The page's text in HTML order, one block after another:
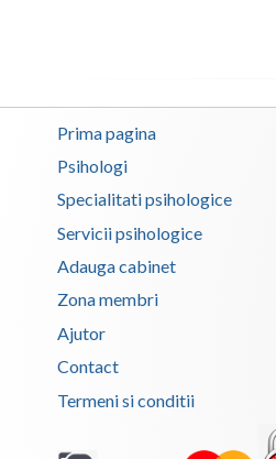
Prima pagina
Psihologi
Specialitati psihologice
Servicii psihologice
Adauga cabinet
Zona membri
Ajutor
Contact
Termeni si conditii